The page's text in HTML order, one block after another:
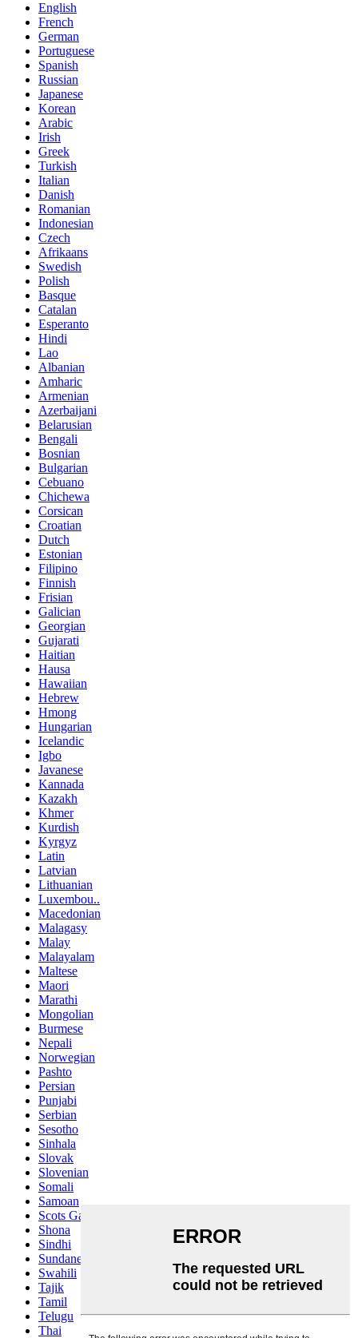
English
French
German
Portuguese
Spanish
Russian
Japanese
Korean
Arabic
Irish
Greek
Turkish
Italian
Danish
Romanian
Indonesian
Czech
Afrikaans
Swedish
Polish
Basque
Catalan
Esperanto
Hindi
Lao
Albanian
Amharic
Armenian
Azerbaijani
Belarusian
Bengali
Bosnian
Bulgarian
Cebuano
Chichewa
Corsican
Croatian
Dutch
Estonian
Filipino
Finnish
Frisian
Galician
Georgian
Gujarati
Haitian
Hausa
Hawaiian
Hebrew
Hmong
Hungarian
Icelandic
Igbo
Javanese
Kannada
Kazakh
Khmer
Kurdish
Kyrgyz
Latin
Latvian
Lithuanian
Luxembou..
Macedonian
Malagasy
Malay
Malayalam
Maltese
Maori
Marathi
Mongolian
Burmese
Nepali
Norwegian
Pashto
Persian
Punjabi
Serbian
Sesotho
Sinhala
Slovak
Slovenian
Somali
Samoan
Scots Gaelic
Shona
Sindhi
Sundanese
Swahili
Tajik
Tamil
Telugu
Thai